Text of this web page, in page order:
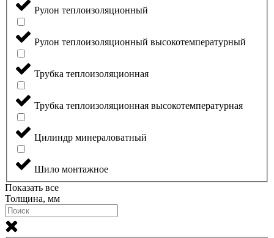
Рулон теплоизоляционный
Рулон теплоизоляционный высокотемпературный
Трубка теплоизоляционная
Трубка теплоизоляционная высокотемпературная
Цилиндр минераловатный
Шило монтажное
Показать все
Толщина, мм